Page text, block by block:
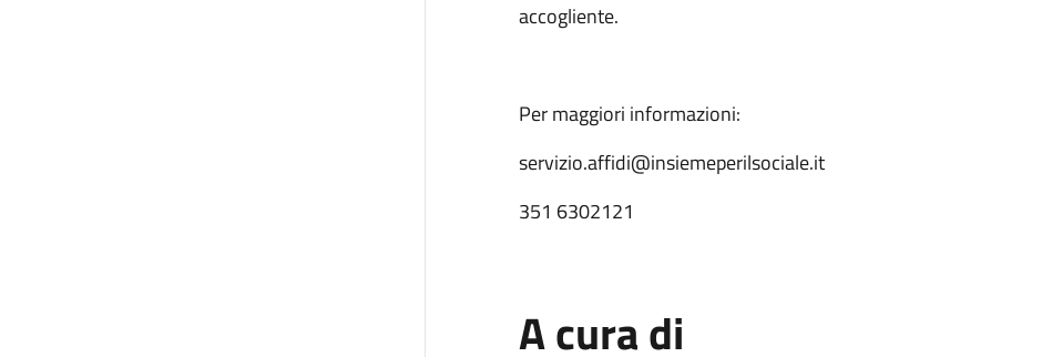
accogliente.
Per maggiori informazioni:
servizio.affidi@insiemeperilsociale.it
351 6302121
A cura di